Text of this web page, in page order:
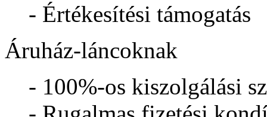
- Értékesítési támogatás
Áruház-láncoknak
- 100%-os kiszolgálási